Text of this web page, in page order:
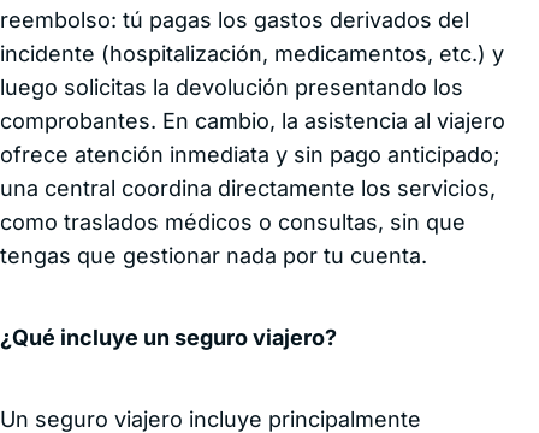
reembolso: tú pagas los gastos derivados del
incidente (hospitalización, medicamentos, etc.) y
luego solicitas la devolución presentando los
comprobantes. En cambio, la asistencia al viajero
ofrece atención inmediata y sin pago anticipado;
una central coordina directamente los servicios,
como traslados médicos o consultas, sin que
tengas que gestionar nada por tu cuenta.
¿Qué incluye un seguro viajero?
Un seguro viajero incluye principalmente